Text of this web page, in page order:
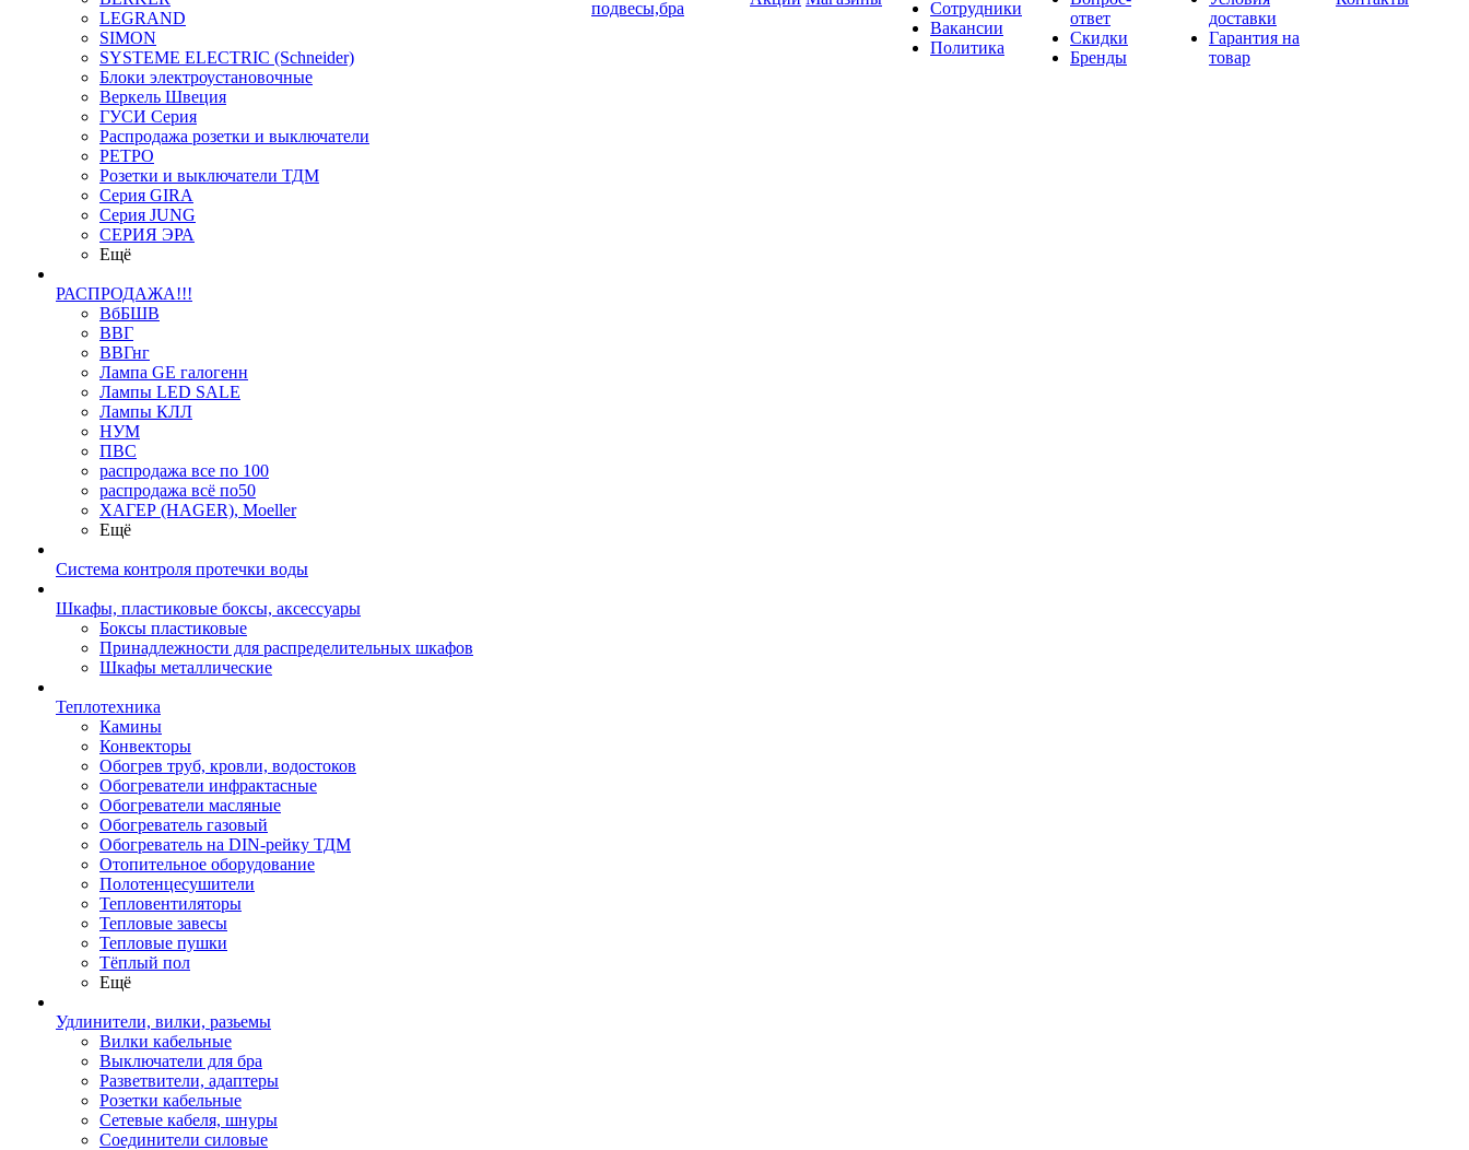
LEGRAND
SIMON
SYSTEME ELECTRIC (Schneider)
Блоки электроустановочные
Веркель Швеция
ГУСИ Серия
Распродажа розетки и выключатели
РЕТРО
Розетки и выключатели ТДМ
Серия GIRA
Серия JUNG
СЕРИЯ ЭРА
Ещё
РАСПРОДАЖА!!!
ВбБШВ
ВВГ
ВВГнг
Лампа GE галогенн
Лампы LED SALE
Лампы КЛЛ
НУМ
ПВС
распродажа все по 100
распродажа всё по50
ХАГЕР (HAGER), Moeller
Ещё
Система контроля протечки воды
Шкафы, пластиковые боксы, аксессуары
Боксы пластиковые
Принадлежности для распределительных шкафов
Шкафы металлические
Теплотехника
Камины
Конвекторы
Обогрев труб, кровли, водостоков
Обогреватели инфрактасные
Обогреватели масляные
Обогреватель газовый
Обогреватель на DIN-рейку ТДМ
Отопительное оборудование
Полотенцесушители
Тепловентиляторы
Тепловые завесы
Тепловые пушки
Тёплый пол
Ещё
Удлинители, вилки, разьемы
Вилки кабельные
Выключатели для бра
Разветвители, адаптеры
Розетки кабельные
Сетевые кабеля, шнуры
Соединители силовые
подвесы,бра
Сотрудники
Вакансии
Политика
ответ
Скидки
Бренды
доставки
Гарантия на
товар